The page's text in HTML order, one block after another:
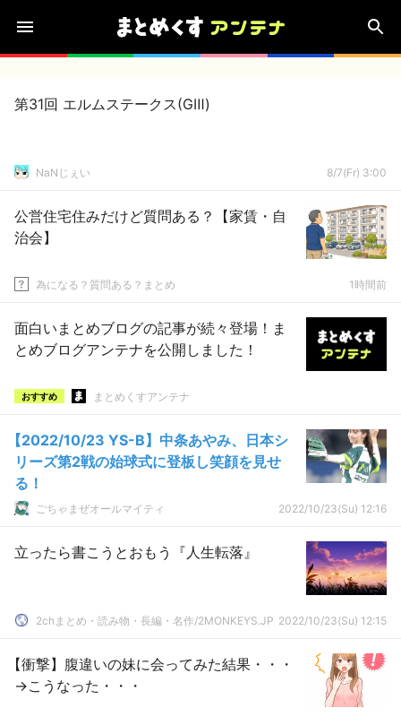
第31回 エルムステークス(GⅢ)
NaNじぇい 8/7(Fr) 3:00
公営住宅住みだけど質問ある？【家賃・自
治会】
為になる？質問ある？まとめ 1時間前
面白いまとめブログの記事が続々登場！ま
とめブログアンテナを公開しました！
おすすめ まとめくすアンテナ
【2022/10/23 YS-B】中条あやみ、日本シ
リーズ第2戦の始球式に登板し笑顔を見せ
る！
ごちゃまぜオールマイティ 2022/10/23(Su) 12:16
立ったら書こうとおもう『人生転落』
2chまとめ・読み物・長編・名作/2MONKEYS.JP 2022/10/23(Su) 12:15
【衝撃】腹違いの妹に会ってみた結果・・・
→こうなった・・・